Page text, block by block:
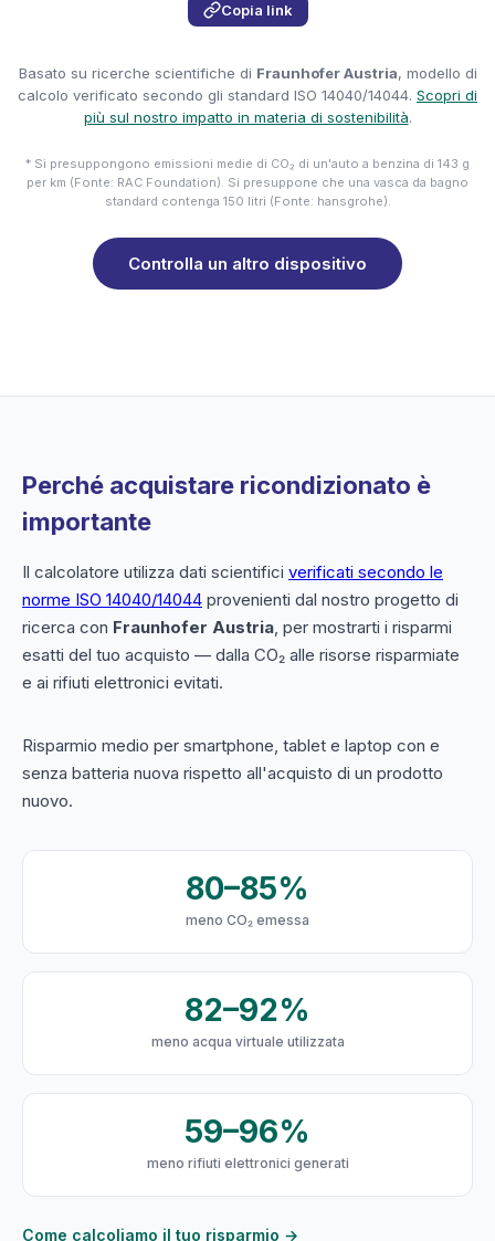
Copia link
Basato su ricerche scientifiche di Fraunhofer Austria, modello di
calcolo verificato secondo gli standard ISO 14040/14044. Scopri di
più sul nostro impatto in materia di sostenibilità.
* Si presuppongono emissioni medie di CO₂ di un'auto a benzina di 143 g
per km (Fonte: RAC Foundation). Si presuppone che una vasca da bagno
standard contenga 150 litri (Fonte: hansgrohe).
Controlla un altro dispositivo
Perché acquistare ricondizionato è
importante
Il calcolatore utilizza dati scientifici verificati secondo le
norme ISO 14040/14044 provenienti dal nostro progetto di
ricerca con Fraunhofer Austria, per mostrarti i risparmi
esatti del tuo acquisto — dalla CO₂ alle risorse risparmiate
e ai rifiuti elettronici evitati.
Risparmio medio per smartphone, tablet e laptop con e
senza batteria nuova rispetto all'acquisto di un prodotto
nuovo.
80–85%
meno CO₂ emessa
82–92%
meno acqua virtuale utilizzata
59–96%
meno rifiuti elettronici generati
Come calcoliamo il tuo risparmio →